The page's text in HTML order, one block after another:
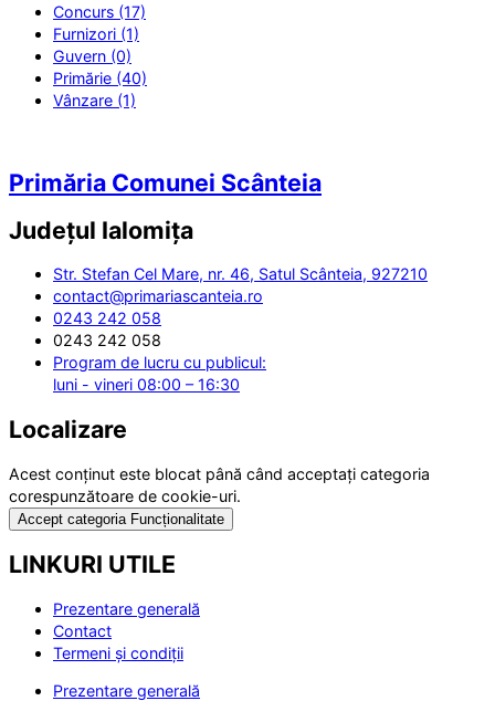
Concurs (17)
Furnizori (1)
Guvern (0)
Primărie (40)
Vânzare (1)
Primăria Comunei Scânteia
Județul Ialomița
Str. Stefan Cel Mare, nr. 46, Satul Scânteia, 927210
contact@primariascanteia.ro
0243 242 058
0243 242 058
Program de lucru cu publicul:
luni - vineri 08:00 – 16:30
Localizare
Acest conținut este blocat până când acceptați categoria
corespunzătoare de cookie-uri.
Accept categoria Funcționalitate
LINKURI UTILE
Prezentare generală
Contact
Termeni și condiții
Prezentare generală